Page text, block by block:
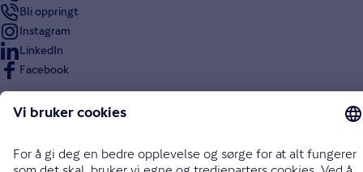
Bli oppringt
Instagram
LinkedIn
Facebook
Endre cookieinnstillinger
Personvern og sikkerhet
Vilkår for bruk av nettsidene